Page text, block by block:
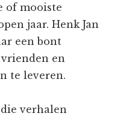
of mooiste
jaar. Henk Jan
een bont
en
te leveren.
verhalen